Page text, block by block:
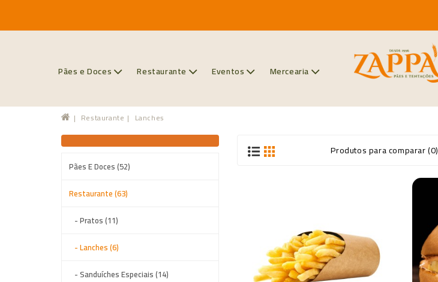
Pães e Doces Restaurante Eventos Mercearia
Restaurante Lanches
Pães E Doces (52)
Restaurante (63)
- Pratos (11)
- Lanches (6)
- Sanduíches Especiais (14)
Produtos para comparar (0)